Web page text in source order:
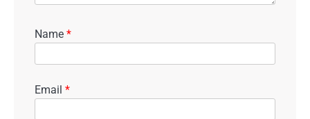
Name *
Email *